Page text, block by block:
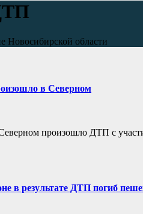
Новосибирской области
в Северном
произошло ДТП с
в результате ДТП погиб